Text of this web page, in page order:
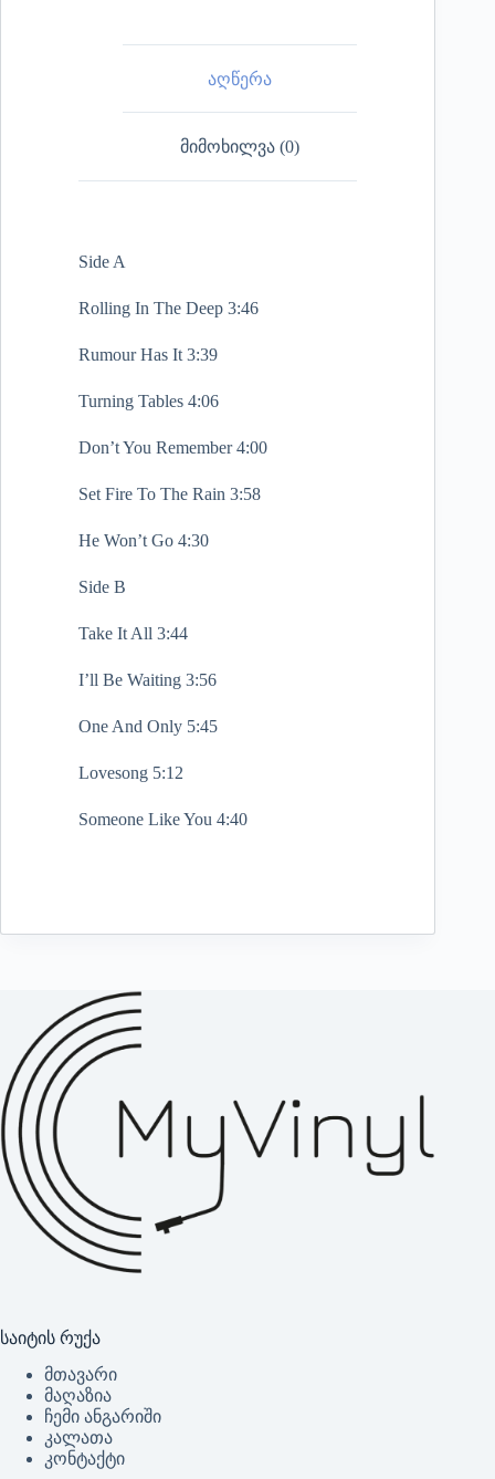
აღწერა
მიმოხილვა (0)
Side A
Rolling In The Deep 3:46
Rumour Has It 3:39
Turning Tables 4:06
Don’t You Remember 4:00
Set Fire To The Rain 3:58
He Won’t Go 4:30
Side B
Take It All 3:44
I’ll Be Waiting 3:56
One And Only 5:45
Lovesong 5:12
Someone Like You 4:40
საიტის რუქა
მთავარი
მაღაზია
ჩემი ანგარიში
კალათა
კონტაქტი